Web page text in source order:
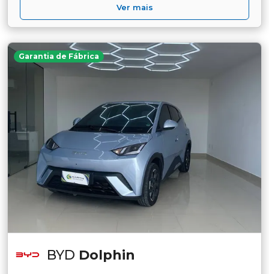
Ver mais
Garantia de Fábrica
BYD Dolphin